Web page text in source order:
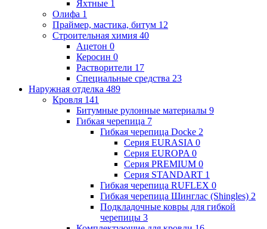
Яхтные 1
Олифа 1
Праймер, мастика, битум 12
Строительная химия 40
Ацетон 0
Керосин 0
Растворители 17
Специальные средства 23
Наружная отделка 489
Кровля 141
Битумные рулонные материалы 9
Гибкая черепица 7
Гибкая черепица Docke 2
Серия EURASIA 0
Серия EUROPA 0
Серия PREMIUM 0
Серия STANDART 1
Гибкая черепица RUFLEX 0
Гибкая черепица Шинглас (Shingles) 2
Подкладочные ковры для гибкой
черепицы 3